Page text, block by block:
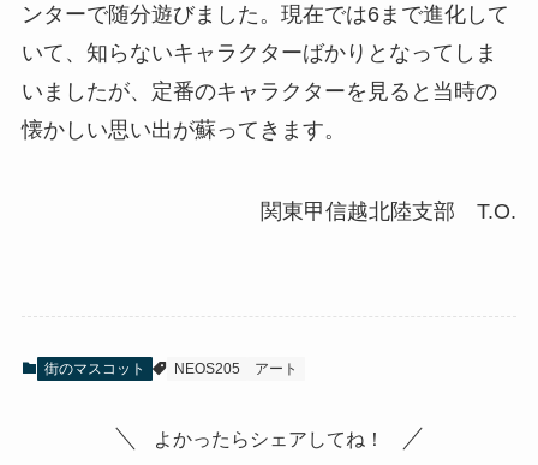
ンターで随分遊びました。現在では6まで進化して
いて、知らないキャラクターばかりとなってしま
いましたが、定番のキャラクターを見ると当時の
懐かしい思い出が蘇ってきます。
関東甲信越北陸支部 T.O.
街のマスコット NEOS205 アート
よかったらシェアしてね！